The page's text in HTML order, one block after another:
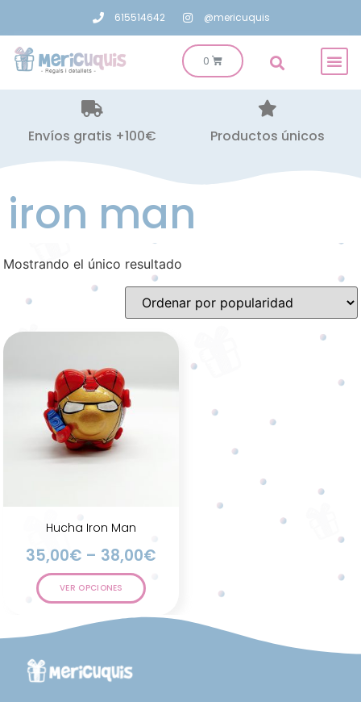
615514642 @mericuquis
Envíos gratis +100€ Productos únicos
iron man
Mostrando el único resultado
Hucha Iron Man
35,00€ – 38,00€
VER OPCIONES